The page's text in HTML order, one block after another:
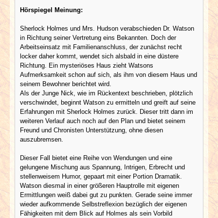
Hörspiegel Meinung:
Sherlock Holmes und Mrs. Hudson verabschieden Dr. Watson
in Richtung seiner Vertretung eins Bekannten. Doch der
Arbeitseinsatz mit Familienanschluss, der zunächst recht
locker daher kommt, wendet sich alsbald in eine düstere
Richtung. Ein mysteriöses Haus zieht Watsons
Aufmerksamkeit schon auf sich, als ihm von diesem Haus und
seinem Bewohner berichtet wird.
Als der Junge Nick, wie im Rückentext beschrieben, plötzlich
verschwindet, beginnt Watson zu ermitteln und greift auf seine
Erfahrungen mit Sherlock Holmes zurück. Dieser tritt dann im
weiteren Verlauf auch noch auf den Plan und bietet seinem
Freund und Chronisten Unterstützung, ohne diesen
auszubremsen.
Dieser Fall bietet eine Reihe von Wendungen und eine
gelungene Mischung aus Spannung, Intrigen, Erbrecht und
stellenweisem Humor, gepaart mit einer Portion Dramatik.
Watson diesmal in einer größeren Hauptrolle mit eigenen
Ermittlungen weiß dabei gut zu punkten. Gerade seine immer
wieder aufkommende Selbstreflexion bezüglich der eigenen
Fähigkeiten mit dem Blick auf Holmes als sein Vorbild